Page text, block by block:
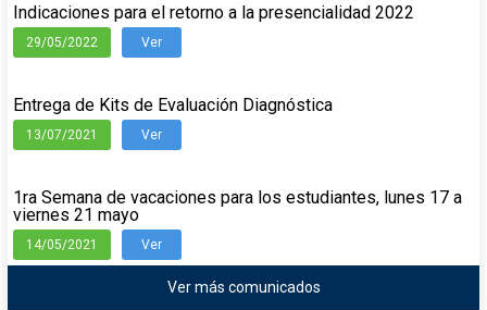
Indicaciones para el retorno a la presencialidad 2022
29/05/2022 Ver
Entrega de Kits de Evaluación Diagnóstica
13/07/2021 Ver
1ra Semana de vacaciones para los estudiantes, lunes 17 a
viernes 21 mayo
14/05/2021 Ver
Ver más comunicados